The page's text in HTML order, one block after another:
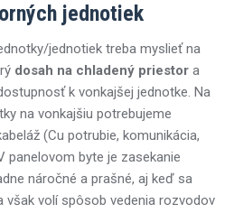
jednotiek
jednotiek treba myslieť na
dosah na chladený priestor a
k vonkajšej jednotke. Na
na vonkajšiu potrebujeme
(Cu potrubie, komunikácia,
panelovom byte je zasekanie
náročné a prašné, aj keď sa
však volí spôsob vedenia rozvodov